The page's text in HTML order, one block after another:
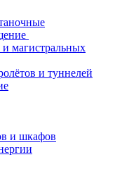
магистральных
и туннелей
и шкафов